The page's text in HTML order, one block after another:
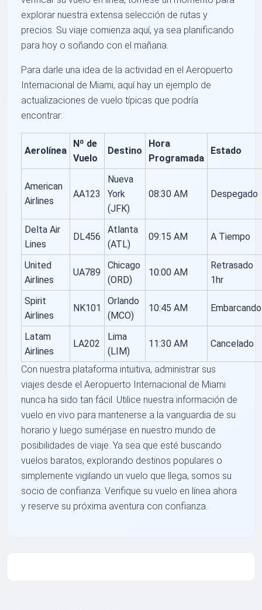
explorar nuestra extensa selección de rutas y
precios. Su viaje comienza aquí, ya sea planificando
para hoy o soñando con el mañana.
Para darle una idea de la actividad en el Aeropuerto
Internacional de Miami, aquí hay un ejemplo de
actualizaciones de vuelo típicas que podría
encontrar:
Aerolínea
Nº de
Vuelo
Destino
Hora
Programada
Estado
American
Airlines
AA123
Nueva
York
(JFK)
08:30 AM Despegado
Delta Air
Lines
DL456
Atlanta
(ATL)
09:15 AM A Tiempo
United
Airlines
UA789
Chicago
(ORD)
10:00 AM
Retrasado
1hr
Spirit
Airlines
NK101
Orlando
(MCO)
10:45 AM Embarcando
Latam
Airlines
LA202
Lima
(LIM)
11:30 AM Cancelado
Con nuestra plataforma intuitiva, administrar sus
viajes desde el Aeropuerto Internacional de Miami
nunca ha sido tan fácil. Utilice nuestra información de
vuelo en vivo para mantenerse a la vanguardia de su
horario y luego sumérjase en nuestro mundo de
posibilidades de viaje. Ya sea que esté buscando
vuelos baratos, explorando destinos populares o
simplemente vigilando un vuelo que llega, somos su
socio de confianza. Verifique su vuelo en línea ahora
y reserve su próxima aventura con confianza.